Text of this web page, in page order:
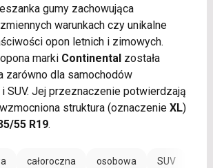
gumy zachowująca
warunkach czy unikalne
opon letnich i zimowych.
marki Continentalzostała
zarówno dla samochodów
SUV. Jej przeznaczenie potwierdzają
struktura (oznaczenie XL)
55 R19.
całoroczna osobowa SUV